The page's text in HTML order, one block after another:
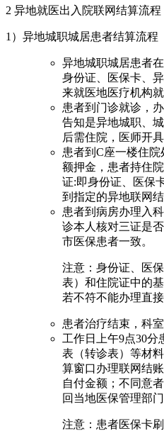
2 异地就医出入院联网结算流程
1 ）异地城职城居患者结算流程
异地城职城居患者
身份证、医保卡、
来就医地医疗机构就
患者到门诊就诊，
告知是异地城职、
后需住院，医师开
患者到C座一楼住
额押金，患者持住
证:即身份证、医保
到指定的异地联网
患者到病房办理入
诊本人核对三证是
市医保患者一致。
注意：身份证、医
表）和住院证中的
若不符不能办理直
患者治疗结束，科
工作日上午9点30分
表（转诊表）等材
算窗口办理联网结
自付金额；不同意
回当地医保管理部
注意：患者医保卡